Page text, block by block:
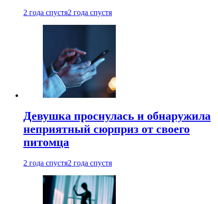
2 года спустя2 года спустя
Девушка проснулась и обнаружила
неприятный сюрприз от своего
питомца
2 года спустя2 года спустя